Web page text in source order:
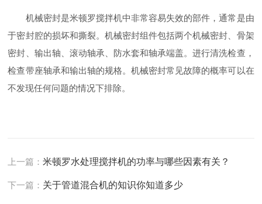
机械密封是米顿罗搅拌机中非常容易失效的部件，通常是由
于密封腔的损坏和撕裂。机械密封组件包括两个机械密封、骨架
密封、输出轴、滚动轴承、防水套和轴承端盖。进行清洗检查，
检查带座轴承和输出轴的规格。机械密封常见故障的概率可以在
不发现任何问题的情况下排除。
上一篇：米顿罗水处理搅拌机的功率与哪些因素有关？
下一篇： 关于管道混合机的知识你知道多少